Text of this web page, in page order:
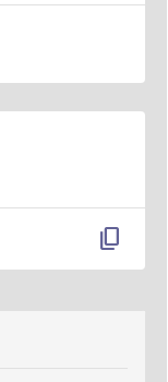
content_copy